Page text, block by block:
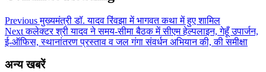
Previousमुख्यमंत्री डॉ. यादव रिंवझा में भागवत कथा में हुए शामिल
Nextकलेक्टर श्री यादव ने समय-सीमा बैठक में सीएम हेल्पलाइन, गेहूँ उपार्जन,
ई-ऑफिस, स्थानांतरण प्रस्ताव व जल गंगा संवर्धन अभियान की, की समीक्षा
अन्य खबरें